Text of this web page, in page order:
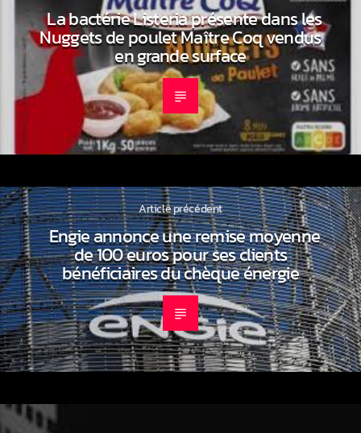
La bactérie Listeria présente dans les
Nuggets de poulet Maître Coq vendus
en grande surface
Article précédent
Engie annonce une remise moyenne
de 100 euros pour ses clients
bénéficiaires du chèque énergie